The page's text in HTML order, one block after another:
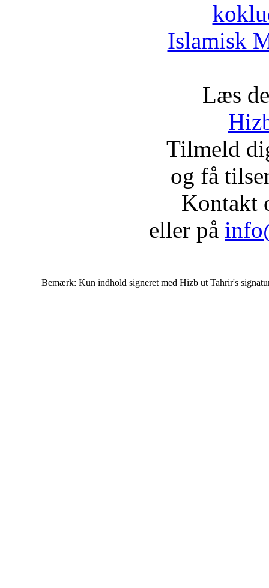
Islamisk
Læs
Tilmeld
og få
Kontakt
eller på
Bemærk: Kun indhold signeret med Hizb ut Tahrir's